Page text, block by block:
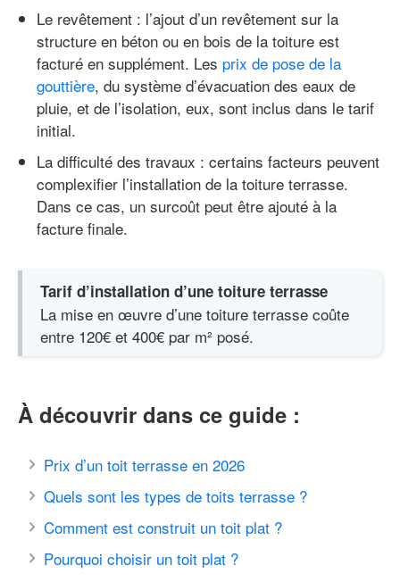
Le revêtement : l’ajout d’un revêtement sur la
structure en béton ou en bois de la toiture est
facturé en supplément. Les prix de pose de la
gouttière, du système d’évacuation des eaux de
pluie, et de l’isolation, eux, sont inclus dans le tarif
initial.
La difficulté des travaux : certains facteurs peuvent
complexifier l’installation de la toiture terrasse.
Dans ce cas, un surcoût peut être ajouté à la
facture finale.
Tarif d’installation d’une toiture terrasse
La mise en œuvre d’une toiture terrasse coûte
entre 120€ et 400€ par m² posé.
À découvrir dans ce guide :
Prix d’un toit terrasse en 2026
Quels sont les types de toits terrasse ?
Comment est construit un toit plat ?
Pourquoi choisir un toit plat ?